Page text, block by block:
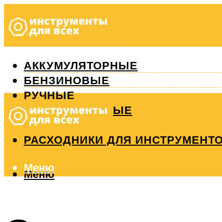
АККУМУЛЯТОРНЫЕ
БЕНЗИНОВЫЕ
РУЧНЫЕ
ИЗМЕРИТЕЛЬНЫЕ
РЕМОНТ
РАСХОДНИКИ ДЛЯ
Меню
Меню